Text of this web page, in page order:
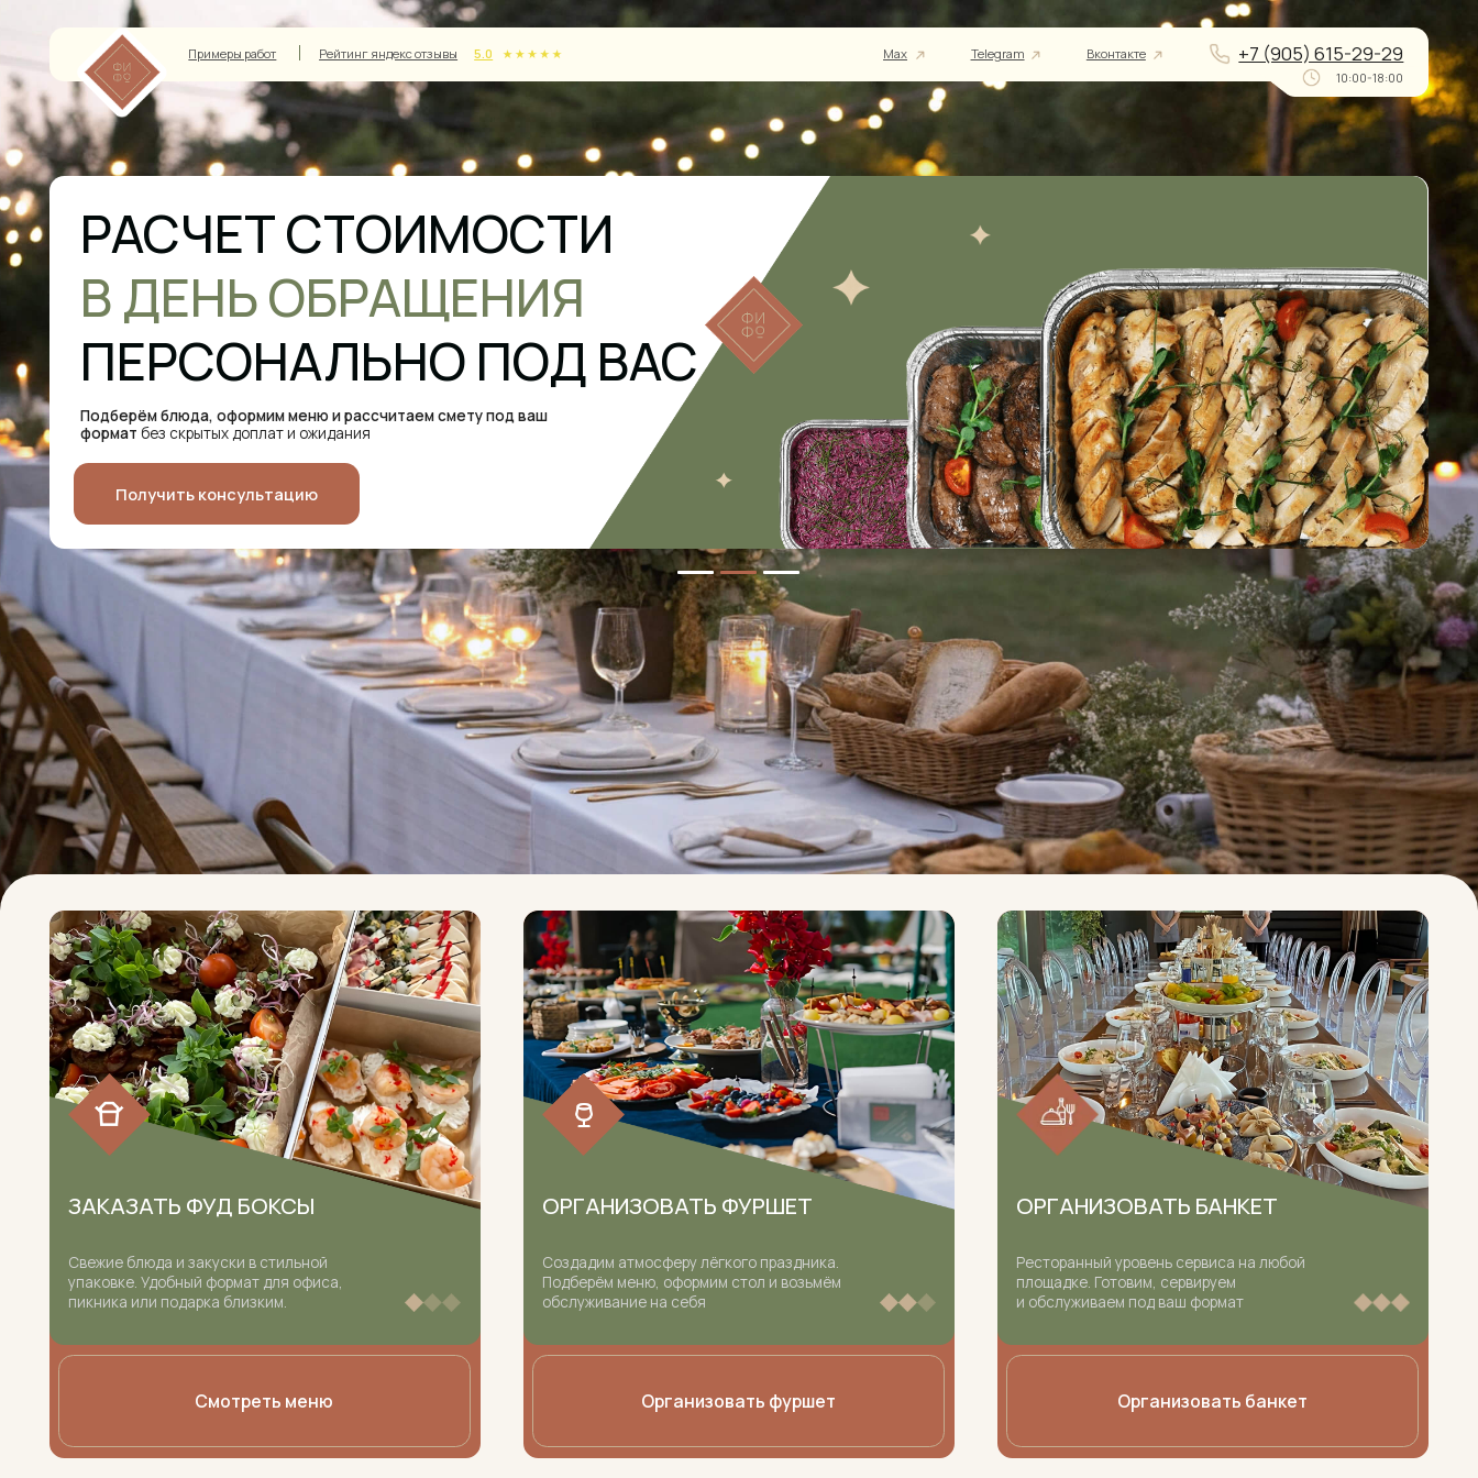
РАСЧЕТ СТОИМОСТИ
В ДЕНЬ ОБРАЩЕНИЯ
ПЕРСОНАЛЬНО ПОД ВАС
Подберём блюда, оформим меню и рассчитаем смету под ваш
форматбез скрытых доплат и ожидания
Получить консультацию
+7 (905) 615-29-29
10:00-18:00
Примеры работ Рейтинг яндекс отзывы Telegram Вконтакте
ЗАКАЗАТЬ ФУД БОКСЫ
Свежие блюда и закуски в стильной
упаковке. Удобный формат для офиса,
ОРГАНИЗОВАТЬ ФУРШЕТ
Создадим атмосферу лёгкого праздника.
Подберём меню, оформим стол и возьмём
ОРГАНИЗОВАТЬ БАНКЕТ
Ресторанный уровень сервиса на любой
площадке. Готовим, сервируем
и обслуживаем под ваш формат